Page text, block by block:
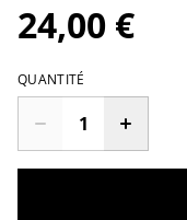
24,00 €
QUANTITÉ